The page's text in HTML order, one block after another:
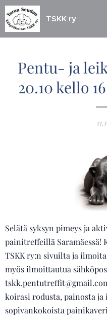
TSKK ry
Pentu- ja
20.10 kello
Selätä syksyn pimeys ja
painitreffeillä Saramäessä!
TSKK ry:n sivuilta ja
myös ilmoittautua
koirasi rodusta, painosta
sopivankokoista